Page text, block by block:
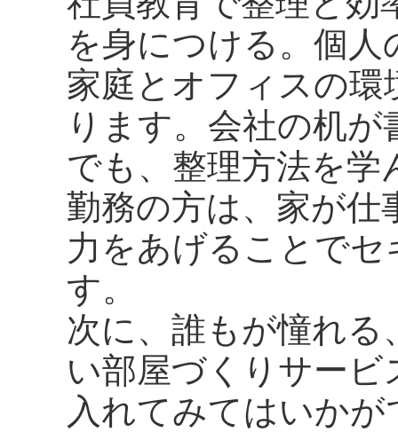
を身につける。個
家庭とオフィスの
ります。会社の机
でも、整理方法を学
勤務の方は、家が仕
力をあげることで
す。
次に、誰もが憧れる
い部屋づくりサー
入れてみてはいか